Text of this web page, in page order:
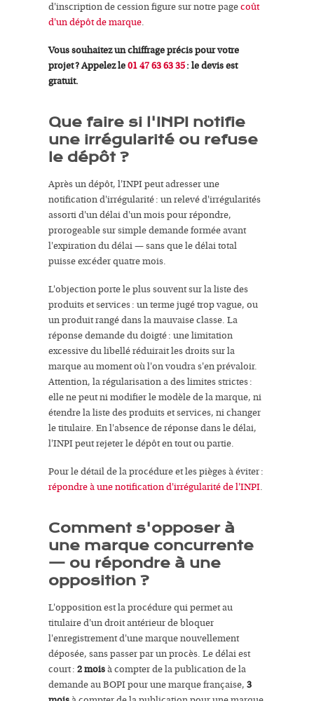
d'inscription de cession figure sur notre pagecoût
d'un dépôt de marque.
Vous souhaitez un chiffrage précis pour votre
projet ? Appelez le01 47 63 63 35: le devis est
gratuit.
Que faire si l'INPI notifie
une irrégularité ou refuse
le dépôt ?
Après un dépôt, l'INPI peut adresser une
notification d'irrégularité : un relevé d'irrégularités
assorti d'un délai d'un mois pour répondre,
prorogeable sur simple demande formée avant
l'expiration du délai — sans que le délai total
puisse excéder quatre mois.
L'objection porte le plus souvent sur la liste des
produits et services : un terme jugé trop vague, ou
un produit rangé dans la mauvaise classe. La
réponse demande du doigté : une limitation
excessive du libellé réduirait les droits sur la
marque au moment où l'on voudra s'en prévaloir.
Attention, la régularisation a des limites strictes :
elle ne peut ni modifier le modèle de la marque, ni
étendre la liste des produits et services, ni changer
le titulaire. En l'absence de réponse dans le délai,
l'INPI peut rejeter le dépôt en tout ou partie.
Pour le détail de la procédure et les pièges à éviter :
répondre à une notification d'irrégularité de l'INPI.
Comment s'opposer à
une marque concurrente
— ou répondre à une
opposition ?
L'opposition est la procédure qui permet au
titulaire d'un droit antérieur de bloquer
l'enregistrement d'une marque nouvellement
déposée, sans passer par un procès. Le délai est
court : 2 moisà compter de la publication de la
demande au BOPI pour une marque française, 3